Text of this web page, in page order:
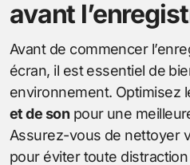
avant
Avant de commencer
écran, il est essentiel de
environnement. Optimisez
et de son pour une
Assurez-vous de nettoyer
pour éviter toute